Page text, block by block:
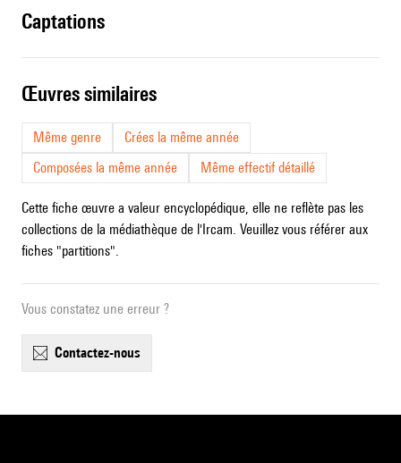
captations
œuvres similaires
Même genre
Crées la même année
Composées la même année
Même effectif détaillé
Cette fiche œuvre a valeur encyclopédique, elle ne reflète pas les
collections de la médiathèque de l'Ircam. Veuillez vous référer aux
fiches "partitions".
Vous constatez une erreur ?
contactez-nous